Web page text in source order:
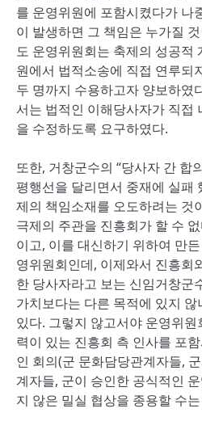
를 운영위원에 포함시켰다가 나
이 발생하면 그 책임은 누가질
도 운영위원회는 축제의 성공적
원에서 법적소송에 직접 연루되
두 명까지 수용하고자 양보하였
서는 법적인 이해당사자가 직접
을 수정하도록 요구하였다.
또한, 거창군수의 “당사자 간 합
평행선을 달리면서 중재에 실패
제의 책임소재를 오도하려는 것
극제의 주관을 진흥회가 할 수
이고, 이를 대신하기 위하여 만
영위원회인데, 이제와서 진흥회
한 당사자라고 보는 신임거창군
가치보다는 다른 목적에 있지
있다. 그렇지 않고서야 운영위
력이 있는 진흥회 측 인사를 포
인 회의(군 문화담당관계자들,
계자들, 군이 승인한 공식적인
지 않은 밀실 협상을 종용할 수